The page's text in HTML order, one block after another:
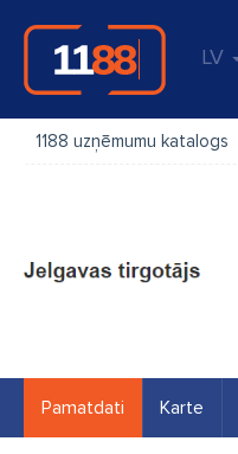
LV
1188 uzņēmumu katalogs
Pamatdati Karte